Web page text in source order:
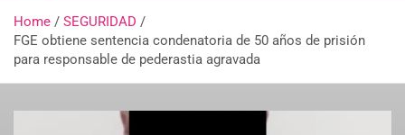
Home
SEGURIDAD
FGE obtiene sentencia condenatoria de 50 años de prisión
para responsable de pederastia agravada